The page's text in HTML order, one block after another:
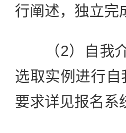
行阐述，独立完
（2）自我介
选取实例进行
要求详见报名系